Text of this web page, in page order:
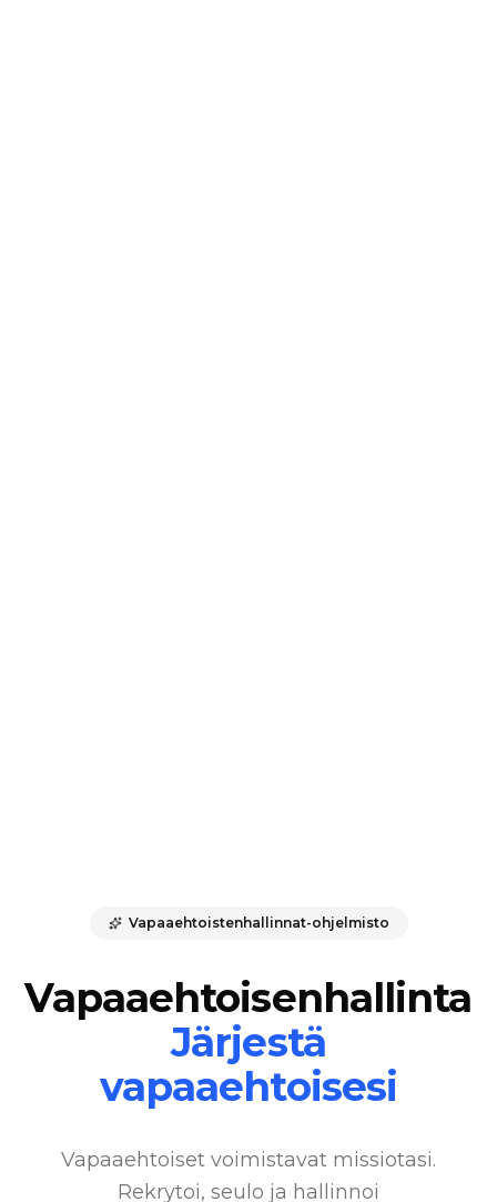
Vapaaehtoistenhallinnat-ohjelmisto
Vapaaehtoisenhallinta
Järjestä
vapaaehtoisesi
Vapaaehtoiset voimistavat missiotasi.
Rekrytoi, seulo ja hallinnoi